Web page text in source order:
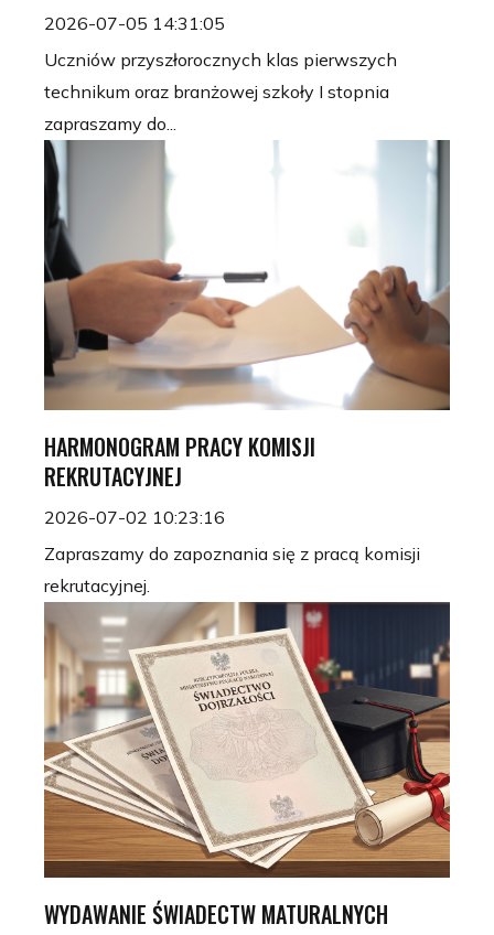
2026-07-05 14:31:05
Uczniów przyszłorocznych klas pierwszych
technikum oraz branżowej szkoły I stopnia
zapraszamy do...
HARMONOGRAM PRACY KOMISJI
REKRUTACYJNEJ
2026-07-02 10:23:16
Zapraszamy do zapoznania się z pracą komisji
rekrutacyjnej.
WYDAWANIE ŚWIADECTW MATURALNYCH